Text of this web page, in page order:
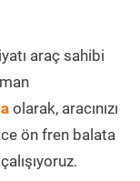
araç sahibi
olarak, aracınızı
ön fren balata